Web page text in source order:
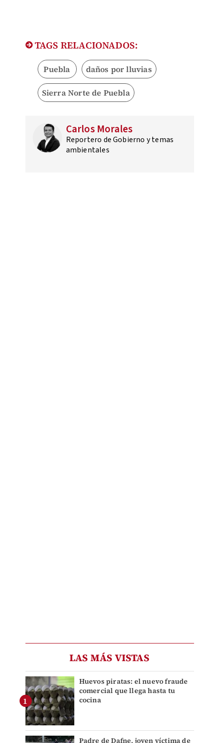
TAGS RELACIONADOS:
Puebla daños por lluvias
Sierra Norte de Puebla
Carlos Morales
Reportero de Gobierno y temas
ambientales
LAS MÁS VISTAS
Huevos piratas: el nuevo fraude
comercial que llega hasta tu
cocina
Padre de Dafne, joven víctima de